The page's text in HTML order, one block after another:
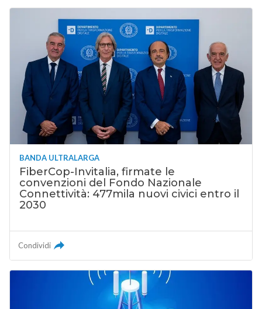
BANDA ULTRALARGA
FiberCop-Invitalia, firmate le
convenzioni del Fondo Nazionale
Connettività: 477mila nuovi civici entro il
2030
Condividi